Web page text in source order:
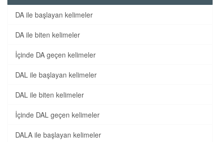
DA ile başlayan kelimeler
DA ile biten kelimeler
İçinde DA geçen kelimeler
DAL ile başlayan kelimeler
DAL ile biten kelimeler
İçinde DAL geçen kelimeler
DALA ile başlayan kelimeler